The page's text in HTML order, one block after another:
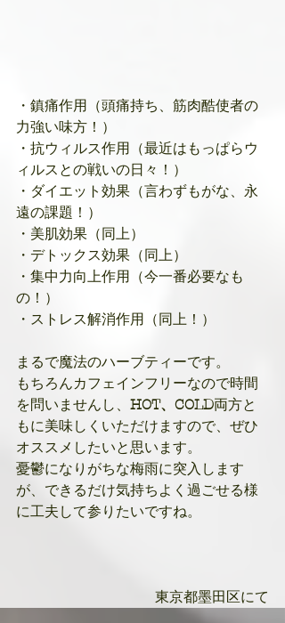
・鎮痛作用（頭痛持ち、筋肉酷使者の
力強い味方！）
・抗ウィルス作用（最近はもっぱらウ
ィルスとの戦いの日々！）
・ダイエット効果（言わずもがな、永
遠の課題！）
・美肌効果（同上）
・デトックス効果（同上）
・集中力向上作用（今一番必要なも
の！）
・ストレス解消作用（同上！）
まるで魔法のハーブティーです。
もちろんカフェインフリーなので時間
を問いませんし、 HOT、COLD両方と
もに美味しくいただけますので、ぜひ
オススメしたいと思います。
憂鬱になりがちな梅雨に突入します
が、できるだけ気持ちよく過ごせる様
に工夫して参りたいですね。
東京都墨田区にて